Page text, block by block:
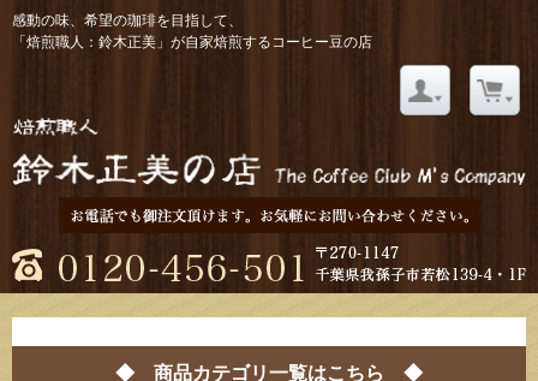
感動の味、希望の珈琲を目指して、
「焙煎職人：鈴木正美」が自家焙煎するコーヒー豆の店
◆ 商品カテゴリ一覧はこちら ◆